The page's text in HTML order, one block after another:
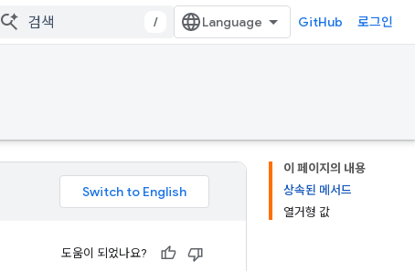
/ GitHub 로그인
이 페이지의 내용
상속된 메서드
열거형 값
도움이 되었나요?